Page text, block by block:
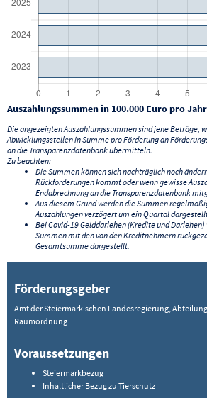
Auszahlungssummen in 100.000 Euro pro
Die angezeigten Auszahlungssummen sind jene Beträge,
Abwicklungsstellen in Summe pro Förderung an
an die Transparenzdatenbank übermitteln.
Zu beachten:
Die Summen können sich nachträglich noch
Rückforderungen kommt oder wenn gewisse
Endabrechnung an die Transparenzdatenbank
Aus diesem Grund werden die Summen
Auszahlungen verzögert um ein Quartal
Bei Covid-19 Gelddarlehen (Kredite und
Summen mit den von den Kreditnehmern
Gesamtsumme dargestellt.
Förderungsgeber
Amt der Steiermärkischen Landesregierung,
Raumordnung
Voraussetzungen
Steiermarkbezug
Inhaltlicher Bezug zu Tierschutz